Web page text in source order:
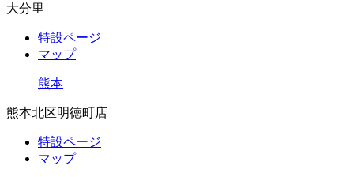
大分里
特設ページ
マップ
熊本
熊本北区明徳町店
特設ページ
マップ